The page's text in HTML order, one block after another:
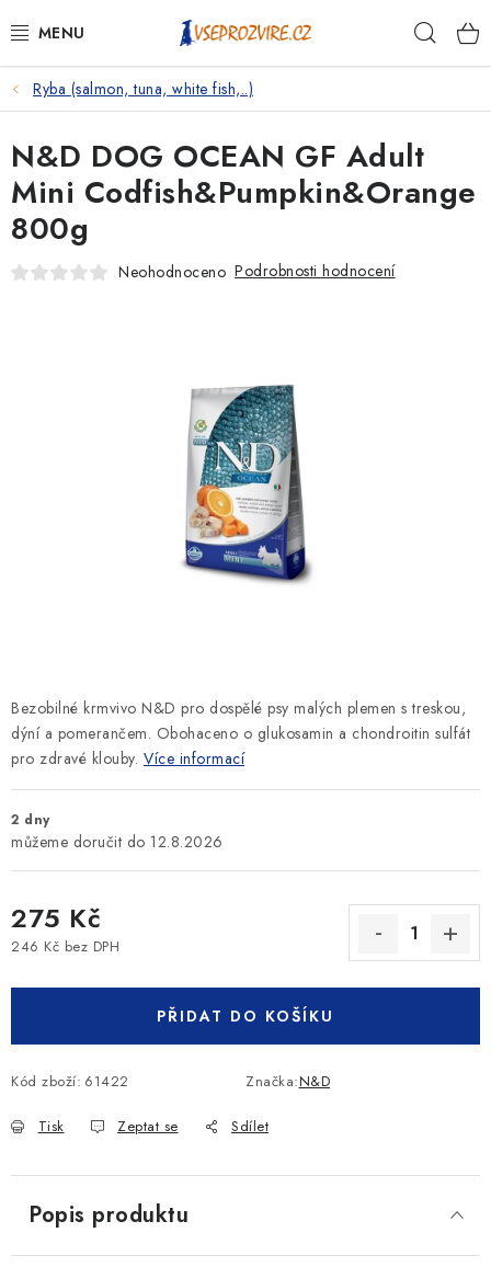
na
PSI
KOČKY
KONĚ
ANTIPARAZITIKA
KRÁLÍCI/HLODAVCI/PTÁCI
Ryba (salmon, tuna, white fish,..)
Bezobilné krmvivo N&D pro dospělé psy malých plemen s treskou,
dýní a pomerančem. Obohaceno o glukosamin a chondroitin sulfát
pro zdravé klouby. Více informací
2 dny
12.8.2026
275 Kč
246 Kč bez DPH
PŘIDAT DO KOŠÍKU
Kód zboží: 61422 Značka:N&D
Tisk Zeptat se Sdílet
N&D DOG OCEAN GF Adult
Mini Codfish&Pumpkin&Orange
800g
Neohodnoceno Podrobnosti hodnocení
Popis produktu